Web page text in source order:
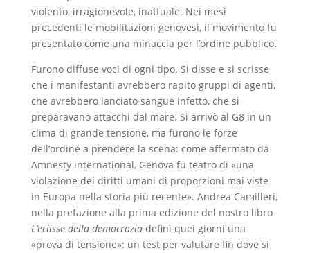
violento, irragionevole, inattuale. Nei mesi
precedenti le mobilitazioni genovesi, il movimento fu
presentato come una minaccia per l’ordine pubblico.
Furono diffuse voci di ogni tipo. Si disse e si scrisse
che i manifestanti avrebbero rapito gruppi di agenti,
che avrebbero lanciato sangue infetto, che si
preparavano attacchi dal mare. Si arrivò al G8 in un
clima di grande tensione, ma furono le forze
dell’ordine a prendere la scena: come affermato da
Amnesty international, Genova fu teatro di «una
violazione dei diritti umani di proporzioni mai viste
in Europa nella storia più recente». Andrea Camilleri,
nella prefazione alla prima edizione del nostro libro
L’eclisse della democrazia definì quei giorni una
«prova di tensione»: un test per valutare fin dove si